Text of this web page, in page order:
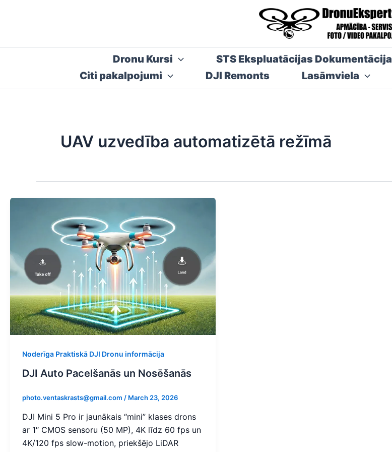
Dronu Kursi STS Ekspluatācijas Dokumentācija
Citi pakalpojumi
DJI Remonts Lasāmviela
UAV uzvedība automatizētā režīmā
Noderīga Praktiskā DJI Dronu informācija
DJI Auto Pacelšanās un Nosēšanās
photo.ventaskrasts@gmail.com / March 23, 2026
DJI Mini 5 Pro ir jaunākais “mini” klases drons
ar 1″ CMOS sensoru (50 MP), 4K līdz 60 fps un
4K/120 fps slow-motion, priekšējo LiDAR